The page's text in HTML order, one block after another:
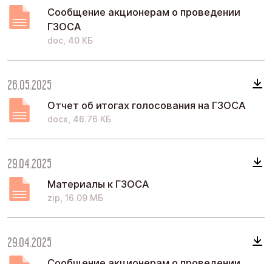
Сообщение акционерам о проведении
ГЗОСА
doc, 40 КБ
26.05.2025
Отчет об итогах голосования на ГЗОСА
docx, 46.76 КБ
29.04.2025
Материалы к ГЗОСА
zip, 16.09 МБ
29.04.2025